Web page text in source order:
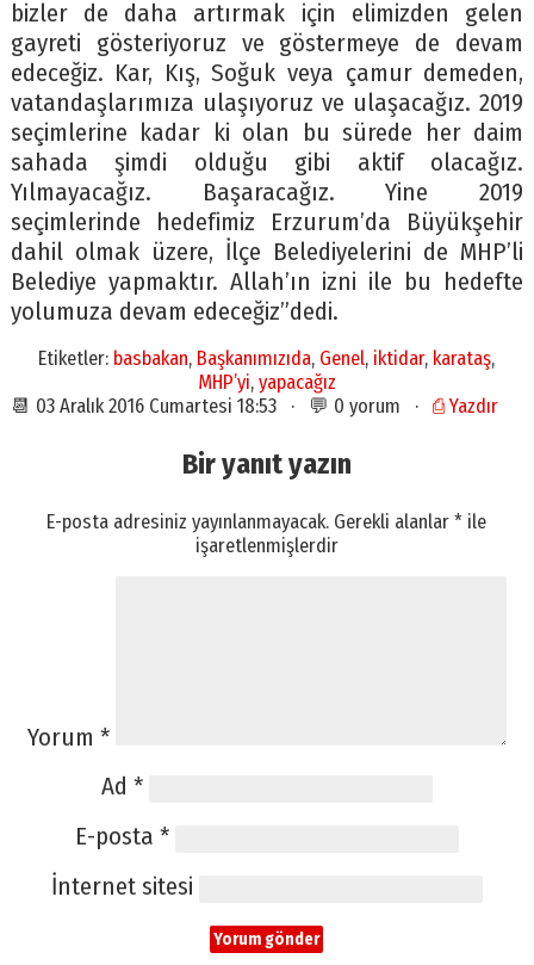
bizler de daha artırmak için elimizden gelen
gayreti gösteriyoruz ve göstermeye de devam
edeceğiz. Kar, Kış, Soğuk veya çamur demeden,
vatandaşlarımıza ulaşıyoruz ve ulaşacağız. 2019
seçimlerine kadar ki olan bu sürede her daim
sahada şimdi olduğu gibi aktif olacağız.
Yılmayacağız. Başaracağız. Yine 2019
seçimlerinde hedefimiz Erzurum’da Büyükşehir
dahil olmak üzere, İlçe Belediyelerini de MHP’li
Belediye yapmaktır. Allah’ın izni ile bu hedefte
yolumuza devam edeceğiz”dedi.
Etiketler: basbakan, Başkanımızıda, Genel, iktidar, karataş,
MHP’yi, yapacağız
📆 03 Aralık 2016 Cumartesi 18:53 · 💬 0 yorum · ⎙ Yazdır
Bir yanıt yazın
E-posta adresiniz yayınlanmayacak. Gerekli alanlar* ile
işaretlenmişlerdir
Yorum *
Ad *
E-posta *
İnternet sitesi